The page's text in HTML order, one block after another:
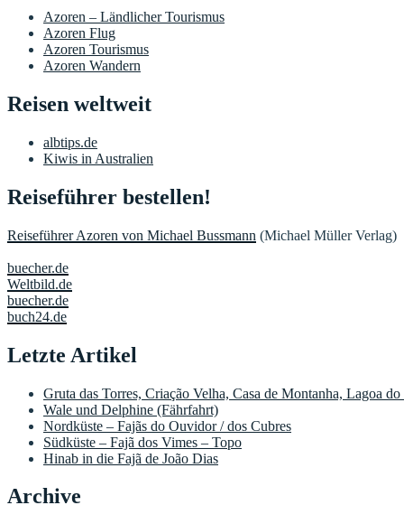
Azoren – Ländlicher Tourismus
Azoren Flug
Azoren Tourismus
Azoren Wandern
Reisen weltweit
albtips.de
Kiwis in Australien
Reiseführer bestellen!
Reiseführer Azoren von Michael Bussmann (Michael Müller Verlag)
buecher.de
Weltbild.de
buecher.de
buch24.de
Letzte Artikel
Gruta das Torres, Criação Velha, Casa de Montanha, Lagoa
Wale und Delphine (Fährfahrt)
Nordküste – Fajãs do Ouvidor / dos Cubres
Südküste – Fajã dos Vimes – Topo
Hinab in die Fajã de João Dias
Archive